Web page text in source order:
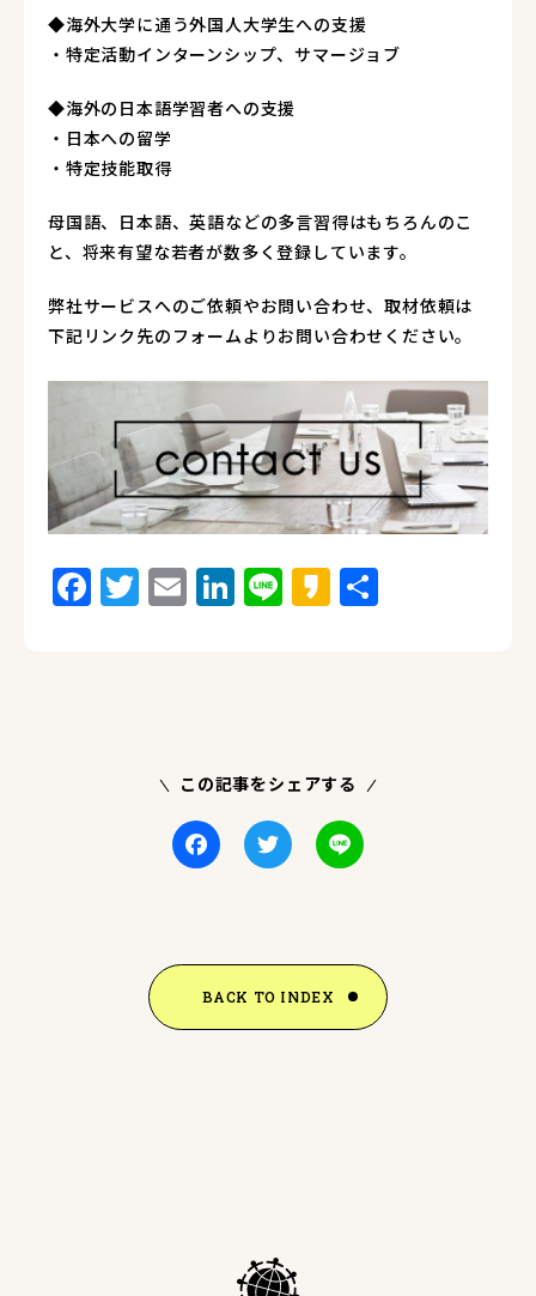
◆海外大学に通う外国人大学生への支援
・特定活動インターンシップ、サマージョブ
◆海外の日本語学習者への支援
・日本への留学
・特定技能取得
母国語、日本語、英語などの多言習得はもちろんのこ
と、将来有望な若者が数多く登録しています。
弊社サービスへのご依頼やお問い合わせ、取材依頼は
下記リンク先のフォームよりお問い合わせください。
Facebook
Twitter
EmailLinkedIn
LineKakao
この記事をシェアする
FacebookTwitter
BACK TO INDEX